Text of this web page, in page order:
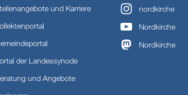
und Karriere
der Landessynode
und Angebote
nordkirche
Nordkirche
Nordkirche